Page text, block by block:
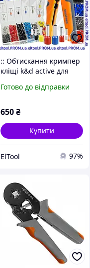
:: Обтискання кримпер
кліщі k&d active для
гільзами 1200 штук
для майстрів та хобі
elTool
Готово до відправки
650₴
Купити
ElTool 97%